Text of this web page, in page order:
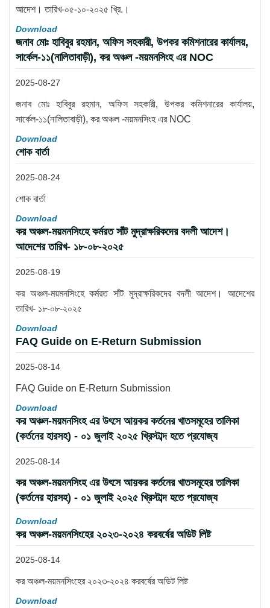
আদেশ। তারিখ-০৫-১০-২০২৫ খ্রি.।
Download
জনাব মোঃ হাবিবুর রহমান, অফিস সহকারী, উপকর কমিশনারের কার্যালয়,
সার্কেল-১১(নালিতাবাড়ী), কর অঞ্চল -ময়মনসিংহ এর NOC
2025-08-27
জনাব মোঃ হাবিবুর রহমান, অফিস সহকারী, উপকর কমিশনারের কার্যালয়,
সার্কেল-১১(নালিতাবাড়ী), কর অঞ্চল -ময়মনসিংহ এর NOC
Download
শোক বার্তা
2025-08-24
শোক বার্তা
Download
কর অঞ্চল-ময়মনসিংহে কর্মরত সাঁট মুদ্রাক্ষরিকদের বদলী আদেশ।
আদেশের তারিখ- ১৮-০৮-২০২৫
2025-08-19
কর অঞ্চল-ময়মনসিংহে কর্মরত সাঁট মুদ্রাক্ষরিকদের বদলী আদেশ। আদেশের
তারিখ- ১৮-০৮-২০২৫
Download
FAQ Guide on E-Return Submission
2025-08-14
FAQ Guide on E-Return Submission
Download
কর অঞ্চল-ময়মনসিংহ এর উৎসে আয়কর কর্তনের খাতসমূহের তালিকা
(কর্তনের হারসহ) - ০১ জুলাই ২০২৫ খ্রিস্টাব্দ হতে প্রযোজ্য
2025-08-14
কর অঞ্চল-ময়মনসিংহ এর উৎসে আয়কর কর্তনের খাতসমূহের তালিকা
(কর্তনের হারসহ) - ০১ জুলাই ২০২৫ খ্রিস্টাব্দ হতে প্রযোজ্য
Download
কর অঞ্চল-ময়মনসিংহের ২০২৩-২০২৪ করবর্ষের অডিট লিষ্ট
2025-08-14
কর অঞ্চল-ময়মনসিংহের ২০২৩-২০২৪ করবর্ষের অডিট লিষ্ট
Download